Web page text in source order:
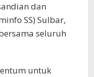
dan
SS) Sulbar,
seluruh
untuk